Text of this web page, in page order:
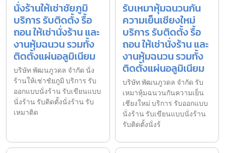
นั่งร้านให้เช่าชัยภูมิ
บริการ รับติดตั้ง รื้อ
ถอน ให้เช่านั่งร้าน และ
งานหุ้มฉนวน รวมทั้ง
ติดตั้งแผ่นอลูมิเนียม
บริษัท พัฒนภูวดล จำกัด นั่ง
ร้านให้เช่าชัยภูมิ บริการ รับ
ออกแบบนั่งร้าน รับเขียนแบบ
นั่งร้าน รับติดตั้งนั่งร้าน รับ
เหมาติด
รับเหมาหุ้มฉนวนกัน
ความเย็นเชียงใหม่
บริการ รับติดตั้ง รื้อ
ถอน ให้เช่านั่งร้าน และ
งานหุ้มฉนวน รวมทั้ง
ติดตั้งแผ่นอลูมิเนียม
บริษัท พัฒนภูวดล จำกัด รับ
เหมาหุ้มฉนวนกันความเย็น
เชียงใหม่ บริการ รับออกแบบ
นั่งร้าน รับเขียนแบบนั่งร้าน
รับติดตั้งนั่งร้